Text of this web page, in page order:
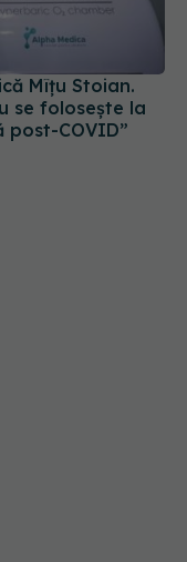
Mîțu Stoian.
se folosește la
COVID”